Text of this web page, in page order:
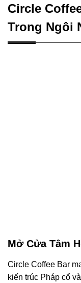
Circle
Trong Ngôi
Mở Cửa Tâm
Circle Coffee Bar
kiến trúc Pháp cổ